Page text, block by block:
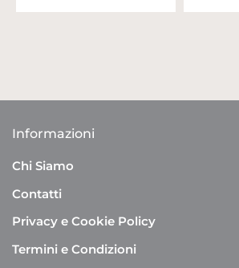
Informazioni
Chi Siamo
Contatti
Privacy e Cookie Policy
Termini e Condizioni